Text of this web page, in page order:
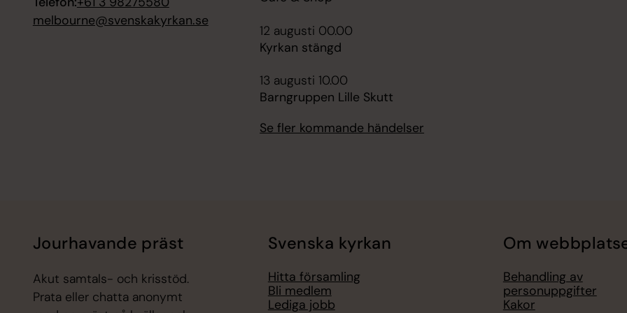
melbourne@svenskakyrkan.se
12 augusti 00.00
Kyrkan stängd
13 augusti 10.00
Barngruppen Lille Skutt
Se fler kommande händelser
Jourhavande präst
Akut samtals- och krisstöd.
Prata eller chatta anonymt
Svenska kyrkan
Hitta församling
Bli medlem
Lediga jobb
Om
Behandling av
personuppgifter
Kakor